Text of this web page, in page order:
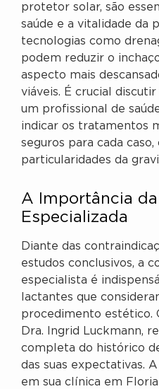
protetor solar, são
saúde e a vitalidade da
tecnologias como
podem reduzir o
aspecto mais
viáveis. É crucial
um profissional de
indicar os tratamentos
seguros para cada caso,
particularidades da
A Importância
Especializada
Diante das
estudos conclusivos, a
especialista é
lactantes que
procedimento estético.
Dra. Ingrid Luckmann,
completa do histórico
das suas expectativas.
em sua clínica em